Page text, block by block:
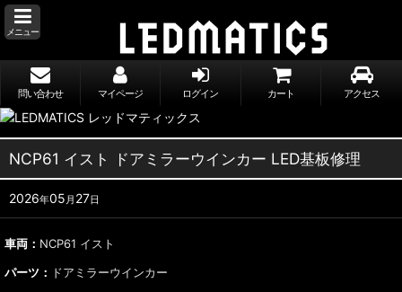
メニュー
問い合わせ マイページ ログイン カート アクセス
NCP61 イスト ドアミラーウインカー LED基板修理
2026年05 月 27日
車両： NCP61 イスト
パーツ： ドアミラーウインカー